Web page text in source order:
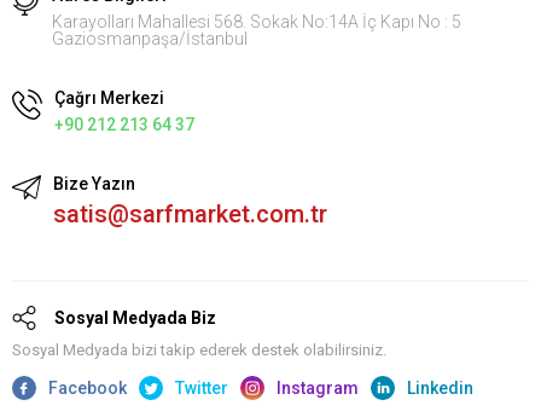
Karayolları Mahallesi 568. Sokak No:14A İç Kapı No : 5
Gaziosmanpaşa/İstanbul
Çağrı Merkezi
+90 212 213 64 37
Bize Yazın
satis@sarfmarket.com.tr
Sosyal Medyada Biz
Sosyal Medyada bizi takip ederek destek olabilirsiniz.
Facebook Twitter Instagram Linkedin